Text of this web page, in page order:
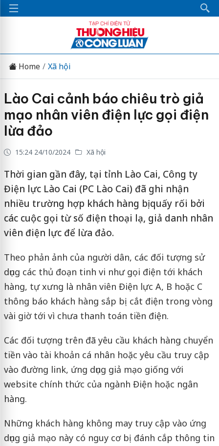
Home Xã hội
Lào Cai cảnh báo chiêu trò giả
mạo nhân viên điện lực gọi điện
lừa đảo
15:24 24/10/2024 Xã hội
Thời gian gần đây, tại tỉnh Lào Cai, Công ty
Điện lực Lào Cai (PC Lào Cai) đã ghi nhận
nhiều trường hợp khách hàng bị quấy rối bởi
các cuộc gọi từ số điện thoại lạ, giả danh nhân
viên điện lực để lừa đảo.
Theo phản ảnh của người dân, các đối tượng sử
dụng các thủ đoạn tinh vi như gọi điện tới khách
hàng, tự xưng là nhân viên Điện lực A, B hoặc C
thông báo khách hàng sắp bị cắt điện trong vòng
vài giờ tới vì chưa thanh toán tiền điện.
Các đối tượng trên đã yêu cầu khách hàng chuyển
tiền vào tài khoản cá nhân hoặc yêu cầu truy cập
vào đường link, ứng dụng giả mạo giống với
website chính thức của ngành Điện hoặc ngân
hàng.
Những khách hàng không may truy cập vào ứng
dụng giả mạo này có nguy cơ bị đánh cắp thông tin